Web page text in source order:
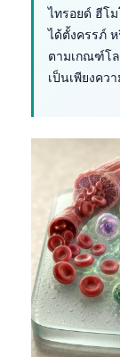
ไทรอยด์ ฮีโ
ได้ตั้งครรภ์
ตามเกณฑ์โ
เป็นเพียงคว